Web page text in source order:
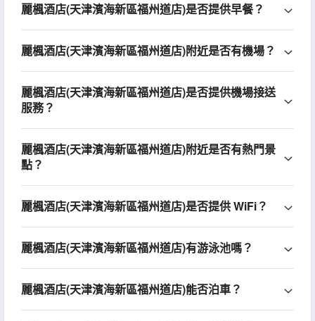
麗楓酒店(天津濱海新區福州道店)是否提供早餐？
麗楓酒店(天津濱海新區福州道店)附近是否有機場？
麗楓酒店(天津濱海新區福州道店)是否提供機場接送
服務？
麗楓酒店(天津濱海新區福州道店)附近是否有熱門景
點？
麗楓酒店(天津濱海新區福州道店)是否提供 WiFi？
麗楓酒店(天津濱海新區福州道店)有游泳池嗎？
麗楓酒店(天津濱海新區福州道店)能否泊車？